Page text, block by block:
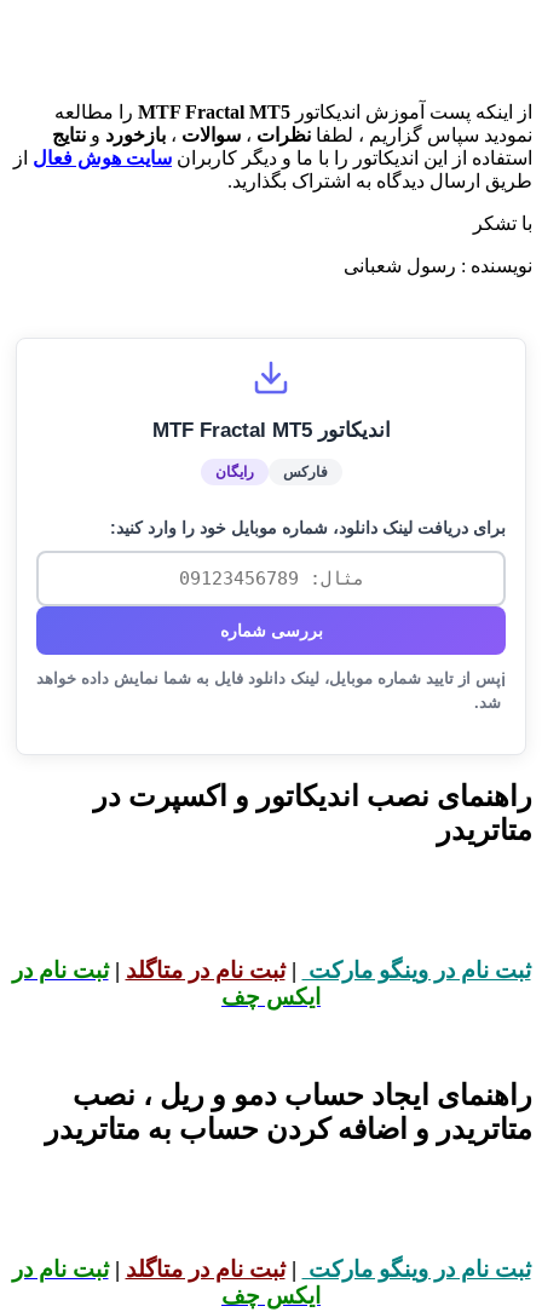
از اینکه پست آموزش اندیکاتور MTF Fractal MT5 را مطالعه
نمودید سپاس گزاریم ، لطفا نظرات ، سوالات ، بازخورد و نتایج
استفاده از این اندیکاتور را با ما و دیگر کاربران سایت هوش فعال از
طریق ارسال دیدگاه به اشتراک بگذارید.
با تشکر
نویسنده : رسول شعبانی
اندیکاتور MTF Fractal MT5
فارکس رایگان
برای دریافت لینک دانلود، شماره موبایل خود را وارد کنید:
بررسی شماره
ℹ️پس از تایید شماره موبایل، لینک دانلود فایل به شما نمایش داده خواهد
شد.
راهنمای نصب اندیکاتور و اکسپرت در
متاتریدر
ثبت نام در وینگو مارکت |ثبت نام در متاگلد |ثبت نام در
ایکس چف
راهنمای ایجاد حساب دمو و ریل ، نصب
متاتریدر و اضافه کردن حساب به متاتریدر
ثبت نام در وینگو مارکت |ثبت نام در متاگلد |ثبت نام در
ایکس چف